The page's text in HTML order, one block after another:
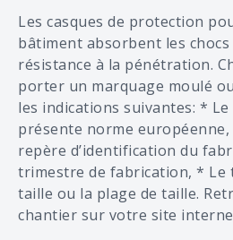
Les casques de protection
bâtiment absorbent les
résistance à la pénétration.
porter un marquage moulé
les indications suivantes: *
présente norme
repère d’identification du
trimestre de fabrication, * Le
taille ou la plage de taille.
chantier sur votre site